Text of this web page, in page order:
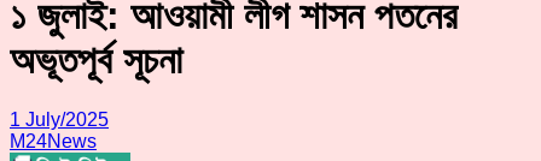
১ জুলাই: আওয়ামী লীগ শাসন পতনের
অভূতপূর্ব সূচনা
1 July/2025
M24News